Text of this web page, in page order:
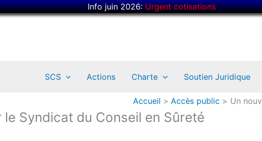
Info juin 2026:Urgent cotisations
SCS Actions Charte Soutien Juridique
Accueil Accès public Un
Syndicat du Conseil en Sûreté